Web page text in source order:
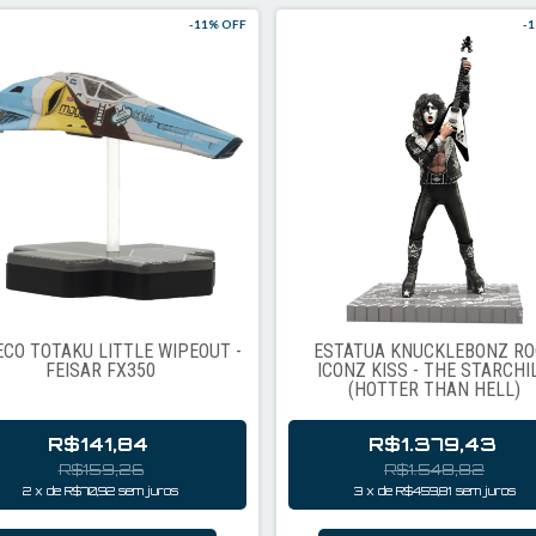
TOTAKU LITTLE WIPEOUT -
FEISAR FX350
-11 % OFF
R$141,84
R$159,26
2 x de R$70,92 sem juros
ESTÁTUA KNUCKLEBONZ
ICONZ KISS - THE
(HOTTER THAN HELL)
-
R$1.379,43
R$1.548,82
3 x de R$459,81 sem juros